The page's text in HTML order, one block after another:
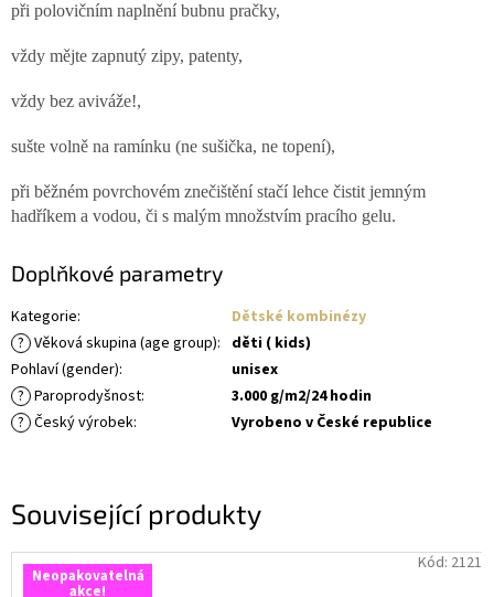
Související produkty
Neopakovatelná
akce!
Kód: 2121
při polovičním naplnění bubnu pračky,
vždy mějte zapnutý zipy, patenty,
vždy bez aviváže!,
sušte volně na ramínku (ne sušička, ne topení),
při běžném povrchovém znečištění stačí lehce čistit jemným
hadříkem a vodou, či s malým množstvím pracího gelu.
Doplňkové parametry
Kategorie:
Dětské kombinézy
? Věková skupina (age group): děti ( kids)
Pohlaví (gender):
unisex
? Paroprodyšnost:
3.000 g/m2/24 hodin
? Český výrobek: Vyrobeno v České republice